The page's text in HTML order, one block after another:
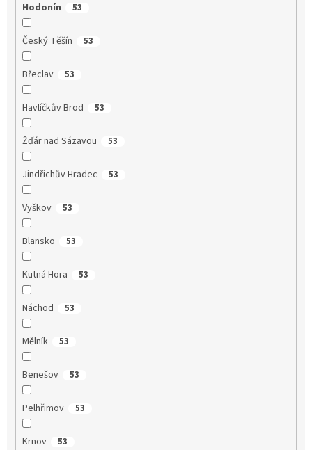
Hodonín 53
Český Těšín 53
Břeclav 53
Havlíčkův Brod 53
Žďár nad Sázavou 53
Jindřichův Hradec 53
Vyškov 53
Blansko 53
Kutná Hora 53
Náchod 53
Mělník 53
Benešov 53
Pelhřimov 53
Krnov 53